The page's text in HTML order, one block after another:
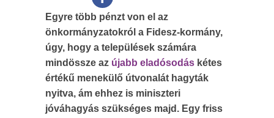
Egyre több pénzt von el az
önkormányzatokról a Fidesz-kormány,
úgy, hogy a települések számára
mindössze az újabb eladósodás kétes
értékű menekülő útvonalát hagyták
nyitva, ám ehhez is miniszteri
jóváhagyás szükséges majd. Egy friss